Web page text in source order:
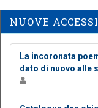
NUOVE
La incoronata
dato di nuovo alle